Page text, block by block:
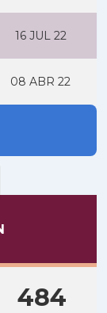
16 JUL 22
08 ABR 22
484